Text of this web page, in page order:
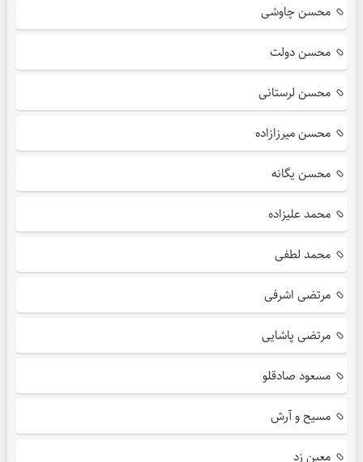
محسن چاوشی
محسن دولت
محسن لرستانی
محسن میرزازاده
محسن یگانه
محمد علیزاده
محمد لطفی
مرتضی اشرفی
مرتضی پاشایی
مسعود صادقلو
مسیح و آرش
معین زد